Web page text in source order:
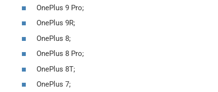
OnePlus 9 Pro;
OnePlus 9R;
OnePlus 8;
OnePlus 8 Pro;
OnePlus 8T;
OnePlus 7;